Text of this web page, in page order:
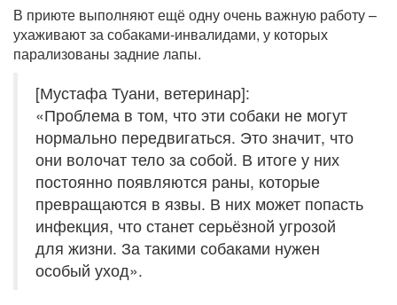
В приюте выполняют ещё одну очень важную работу –
ухаживают за собаками-инвалидами, у которых
парализованы задние лапы.
[Мустафа Туани, ветеринар]:
«Проблема в том, что эти собаки не могут
нормально передвигаться. Это значит, что
они волочат тело за собой. В итоге у них
постоянно появляются раны, которые
превращаются в язвы. В них может попасть
инфекция, что станет серьёзной угрозой
для жизни. За такими собаками нужен
особый уход».